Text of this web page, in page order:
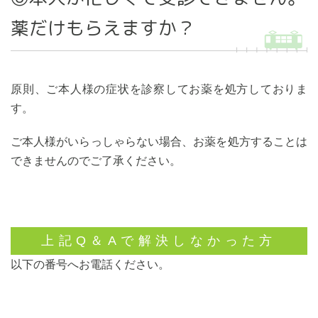
薬だけもらえますか？
原則、ご本人様の症状を診察してお薬を処方しておりま
す。
ご本人様がいらっしゃらない場合、お薬を処方することは
できませんのでご了承ください。
上記Q＆Aで解決しなかった方
以下の番号へお電話ください。